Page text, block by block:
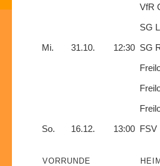
VfR
SG
Mi.
31.10. 12:30 SG
So.
16.12. 13:00 FSV
VORRUNDE